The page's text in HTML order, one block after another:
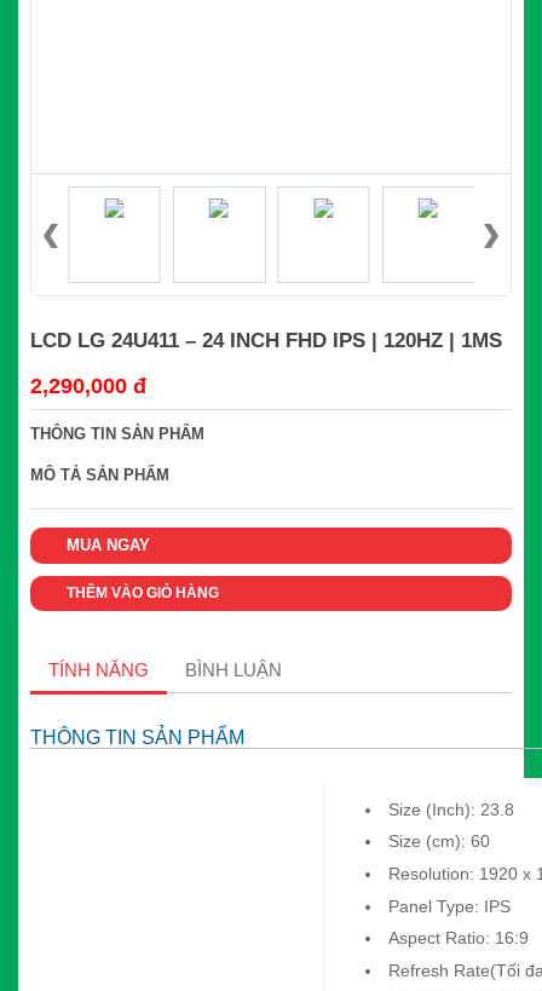
LCD LG 24U411 – 24 INCH FHD IPS | 120HZ | 1MS
2,290,000 đ
THÔNG TIN SẢN PHẨM
MÔ TẢ SẢN PHẨM
MUA NGAY
THÊM VÀO GIỎ HÀNG
TÍNH NĂNG BÌNH LUẬN
THÔNG TIN SẢN PHẨM
Size (Inch): 23.8
Size (cm): 60
Resolution: 1920 x
Panel Type: IPS
Aspect Ratio: 16:9
Refresh Rate(Tối